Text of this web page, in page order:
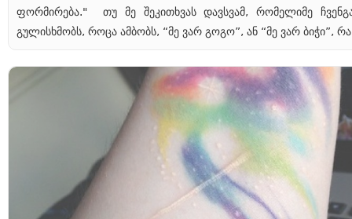
ფორმირება." თუ მე შეკითხვას დავსვამ, რომელიმე
გულისხმობს, როცა ამბობს, “მე ვარ გოგო”, ან “მე ვარ ბიჭი”, რა